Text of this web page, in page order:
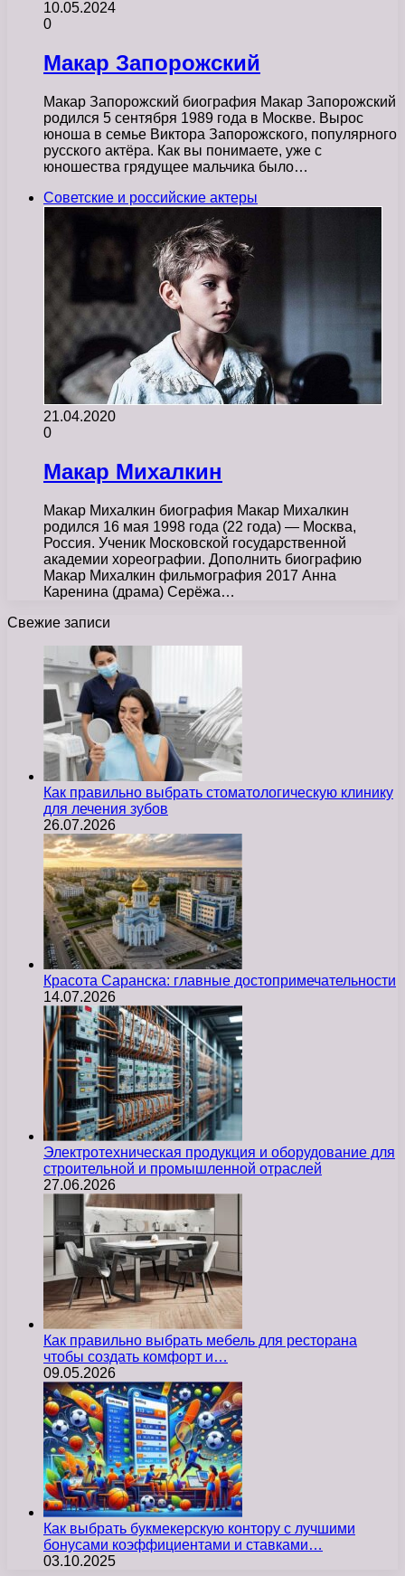
10.05.2024
0
Макар Запорожский
Макар Запорожский биография Макар Запорожский
родился 5 сентября 1989 года в Москве. Вырос
юноша в семье Виктора Запорожского, популярного
русского актёра. Как вы понимаете, уже с
юношества грядущее мальчика было…
Советские и российские актеры
21.04.2020
0
Макар Михалкин
Макар Михалкин биография Макар Михалкин
родился 16 мая 1998 года (22 года) — Москва,
Россия. Ученик Московской государственной
академии хореографии. Дополнить биографию
Макар Михалкин фильмография 2017 Анна
Каренина (драма) Серёжа…
Свежие записи
Как правильно выбрать стоматологическую клинику
для лечения зубов
26.07.2026
Красота Саранска: главные достопримечательности
14.07.2026
Электротехническая продукция и оборудование для
строительной и промышленной отраслей
27.06.2026
Как правильно выбрать мебель для ресторана
чтобы создать комфорт и…
09.05.2026
Как выбрать букмекерскую контору с лучшими
бонусами коэффициентами и ставками…
03.10.2025